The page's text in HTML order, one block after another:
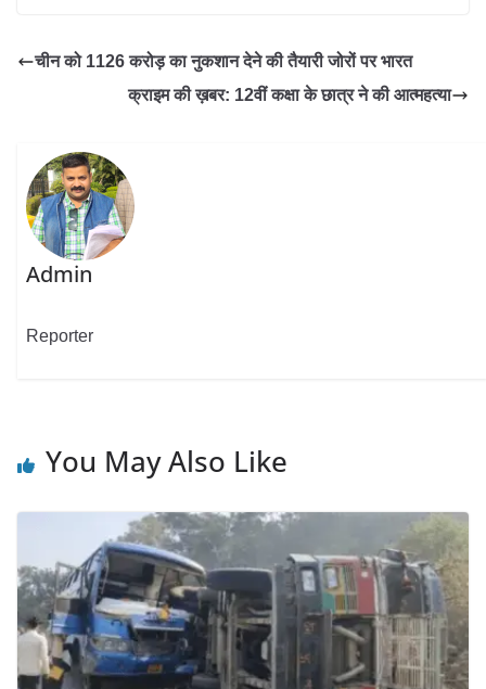
चीन को 1126 करोड़ का नुकशान देने की तैयारी जोरों पर भारत
क्राइम की ख़बर: 12वीं कक्षा के छात्र ने की आत्महत्या
Admin
Reporter
You May Also Like